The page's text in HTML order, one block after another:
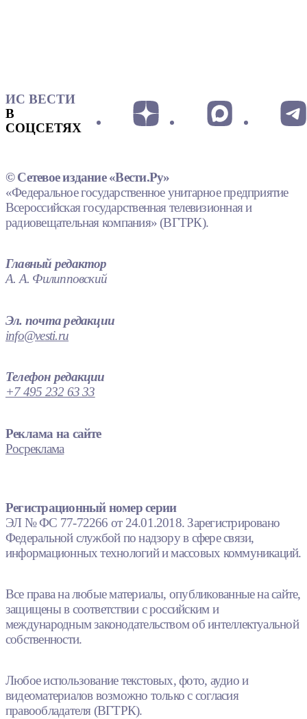
ИС ВЕСТИ
В
СОЦСЕТЯХ
© Сетевое издание «Вести.Ру»
«Федеральное государственное унитарное предприятие
Всероссийская государственная телевизионная и
радиовещательная компания» (ВГТРК).
Главный редактор
А. А. Филипповский
Эл. почта редакции
info@vesti.ru
Телефон редакции
+7 495 232 63 33
Реклама на сайте
Росреклама
Регистрационный номер серии
ЭЛ № ФС 77-72266 от 24.01.2018. Зарегистрировано
Федеральной службой по надзору в сфере связи,
информационных технологий и массовых коммуникаций.
Все права на любые материалы, опубликованные на сайте,
защищены в соответствии с российским и
международным законодательством об интеллектуальной
собственности.
Любое использование текстовых, фото, аудио и
видеоматериалов возможно только с согласия
правообладателя (ВГТРК).